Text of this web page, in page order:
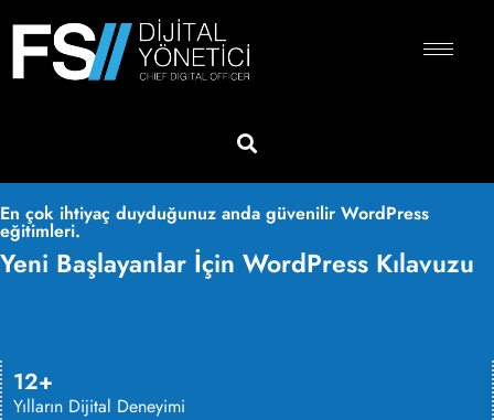
En çok ihtiyaç duyduğunuz anda güvenilir WordPress
eğitimleri.
Yeni Başlayanlar İçin WordPress Kılavuzu
12+
Yılların Dijital Deneyimi